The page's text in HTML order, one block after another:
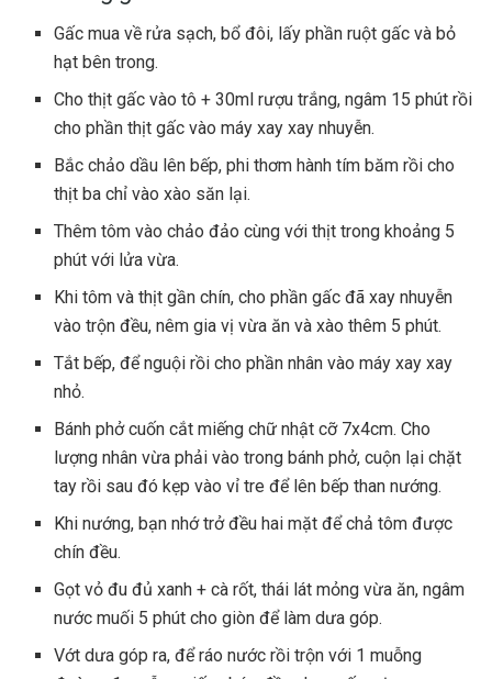
Gấc mua về rửa sạch, bổ đôi, lấy phần ruột gấc và bỏ
hạt bên trong.
Cho thịt gấc vào tô + 30ml rượu trắng, ngâm 15 phút rồi
cho phần thịt gấc vào máy xay xay nhuyễn.
Bắc chảo dầu lên bếp, phi thơm hành tím băm rồi cho
thịt ba chỉ vào xào săn lại.
Thêm tôm vào chảo đảo cùng với thịt trong khoảng 5
phút với lửa vừa.
Khi tôm và thịt gần chín, cho phần gấc đã xay nhuyễn
vào trộn đều, nêm gia vị vừa ăn và xào thêm 5 phút.
Tắt bếp, để nguội rồi cho phần nhân vào máy xay xay
nhỏ.
Bánh phở cuốn cắt miếng chữ nhật cỡ 7x4cm. Cho
lượng nhân vừa phải vào trong bánh phở, cuộn lại chặt
tay rồi sau đó kẹp vào vỉ tre để lên bếp than nướng.
Khi nướng, bạn nhớ trở đều hai mặt để chả tôm được
chín đều.
Gọt vỏ đu đủ xanh + cà rốt, thái lát mỏng vừa ăn, ngâm
nước muối 5 phút cho giòn để làm dưa góp.
Vớt dưa góp ra, để ráo nước rồi trộn với 1 muỗng